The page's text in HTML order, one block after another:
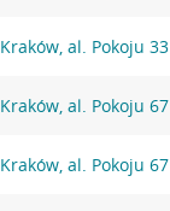
Kraków, al. Pokoju 33
Kraków, al. Pokoju 67
Kraków, al. Pokoju 67